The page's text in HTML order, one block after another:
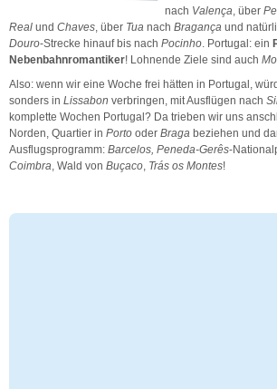
nach Valença , über
Real und Chaves , über Tua nach Bragança und
Douro-Strecke hinauf bis nach Pocinho . Portugal: ein
Nebenbahnromantiker! Lohnende Ziele sind auch
Also: wenn wir eine Woche frei hätten in Portugal,
sonders in Lissabon verbringen, mit Ausflügen nach
komplette Wochen Portugal? Da trieben wir uns
Norden, Quartier in Porto oder Braga beziehen und
Ausflugsprogramm: Barcelos, Peneda-Gerês-
Coimbra, Wald von Buçaco, Trás os Montes!